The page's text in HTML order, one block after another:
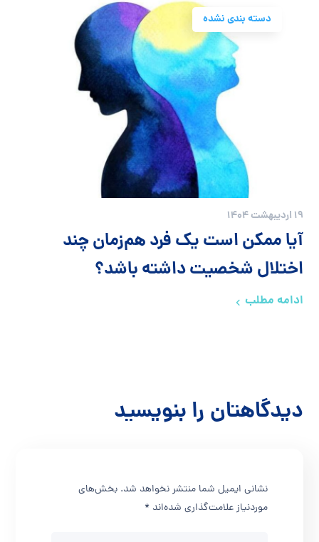
دسته بندی نشده
19 اردیبهشت 1404
آیا ممکن است یک فرد هم‌زمان چند
اختلال شخصیت داشته باشد؟
ادامه مطلب
دیدگاهتان را بنویسید
نشانی ایمیل شما منتشر نخواهد شد. بخش‌های
موردنیاز علامت‌گذاری شده‌اند*